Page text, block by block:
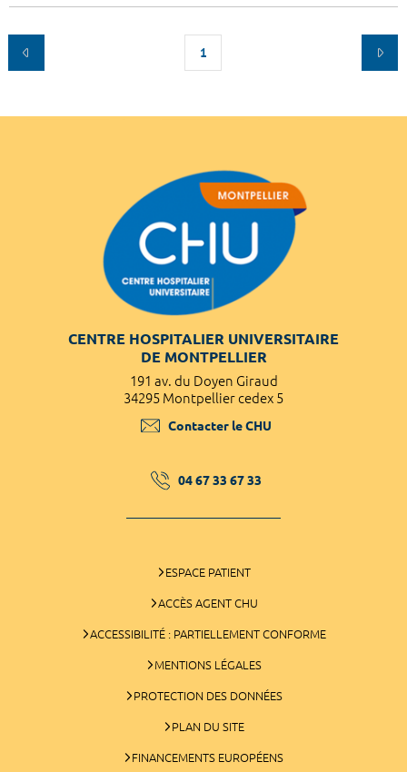
1
CENTRE HOSPITALIER UNIVERSITAIRE
DE MONTPELLIER
191 av. du Doyen Giraud
34295 Montpellier cedex 5
Contacter le CHU
04 67 33 67 33
ESPACE PATIENT
ACCÈS AGENT CHU
ACCESSIBILITÉ : PARTIELLEMENT CONFORME
MENTIONS LÉGALES
PROTECTION DES DONNÉES
PLAN DU SITE
FINANCEMENTS EUROPÉENS